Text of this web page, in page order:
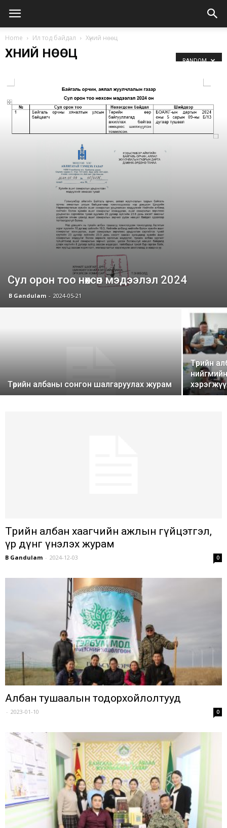
Home Ил тод байдал Хүний нөөц
ХҮНИЙ НӨӨЦ
RANDOM
Сул орон тоо нөхсөн мэдээлэл 2024
B Gandulam - 2024-05-21
Төрийн албаны сонгон шалгаруулах журам
Төрийн
нийгмийн
Төрийн албан хаагчийн ажлын гүйцэтгэл,
үр дүнг үнэлэх журам
B Gandulam - 2024-12-03 0
Албан тушаалын тодорхойлолтууд
- 2023-01-10 0